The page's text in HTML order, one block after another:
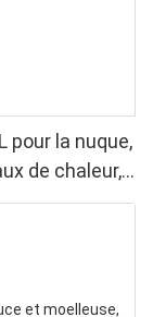
pour la nuque,
de chaleur,